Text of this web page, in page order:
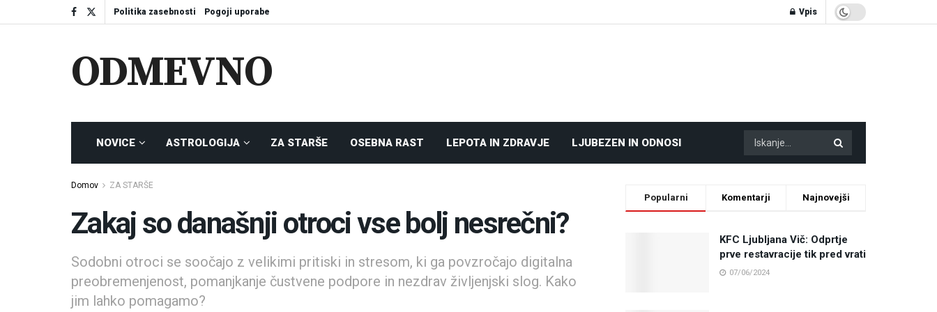
Politika zasebnosti Pogoji uporabe Vpis
ODMEVNO
NOVICE ASTROLOGIJA ZA STARŠE OSEBNA RAST LEPOTA IN ZDRAVJE LJUBEZEN IN ODNOSI
Domov ZA STARŠE
Zakaj so današnji otroci vse bolj nesrečni?
Sodobni otroci se soočajo z velikimi pritiski in stresom, ki ga povzročajo digitalna
preobremenjenost, pomanjkanje čustvene podpore in nezdrav življenjski slog. Kako
jim lahko pomagamo?
Popularni Komentarji Najnovejši
KFC Ljubljana Vič: Odprtje
prve restavracije tik pred vrati
07/06/2024